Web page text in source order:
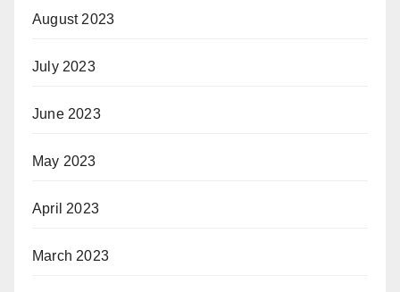
August 2023
July 2023
June 2023
May 2023
April 2023
March 2023